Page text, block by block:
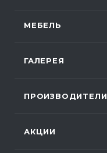
МЕБЕЛЬ
ГАЛЕРЕЯ
ПРОИЗВОДИТЕЛИ
АКЦИИ